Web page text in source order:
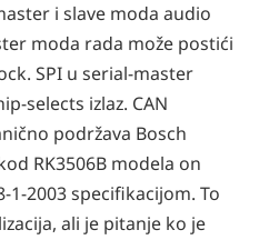
i slave moda audio
moda rada može postići
SPI u serial-master
selects izlaz. CAN
podržava Bosch
RK3506B modela on
1-2003 specifikacijom. To
ali je pitanje ko je